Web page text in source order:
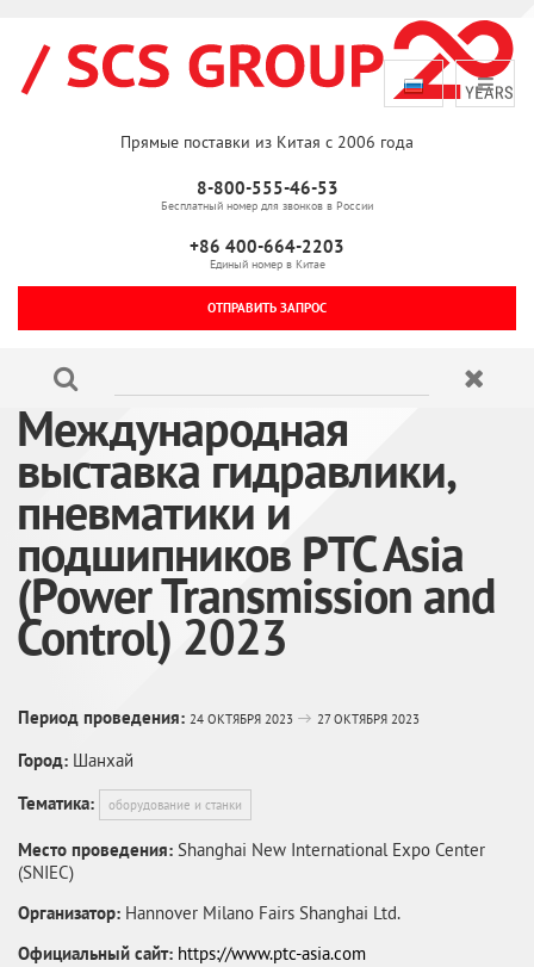
Прямые поставки из Китая с 2006 года
8-800-555-46-53
Бесплатный номер для звонков в России
+86 400-664-2203
Единый номер в Китае
ОТПРАВИТЬ ЗАПРОС
Международная
выставка гидравлики,
пневматики и
подшипников PTC Asia
(Power Transmission and
Control) 2023
Период проведения: 24 ОКТЯБРЯ 2023 27 ОКТЯБРЯ 2023
Город: Шанхай
Тематика:
оборудование и станки
Место проведения: Shanghai New International Expo Center
(SNIEC)
Организатор: Hannover Milano Fairs Shanghai Ltd.
Официальный сайт: https://www.ptc-asia.com